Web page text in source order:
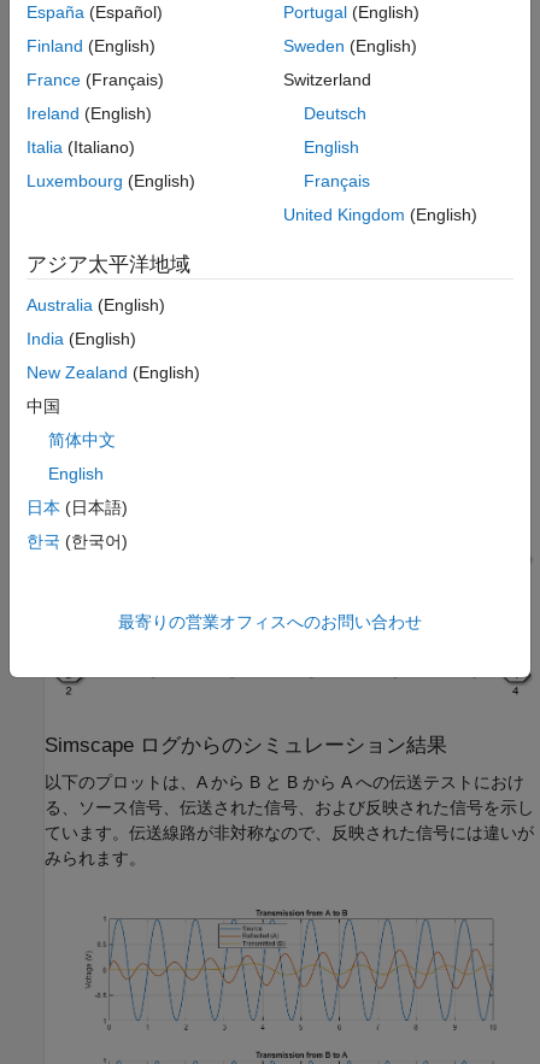
Simscape ログからのシミュレーション結果
周波数応答
参考
5 セグメント (S2 サブシステム)
Simscape ログからのシミュレーション結果
以下のプロットは、A から B と B から A への伝送テストにおけ
る、ソース信号、伝送された信号、および反映された信号を示し
ています。伝送線路が非対称なので、反映された信号には違いが
みられます。
España (Español)
Finland (English)
France (Français)
Ireland (English)
Italia (Italiano)
Luxembourg (English)
Portugal(English)
Sweden (English)
Switzerland
Deutsch
English
Français
United Kingdom (English)
アジア太平洋地域
Australia (English)
India (English)
New Zealand (English)
中国
简体中文
English
日本 (日本語)
한국 (한국어)
最寄りの営業オフィスへのお問い合わせ